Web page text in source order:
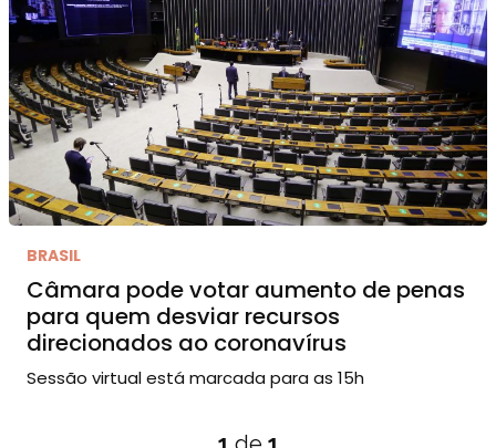
BRASIL
Câmara pode votar aumento de penas
para quem desviar recursos
direcionados ao coronavírus
Sessão virtual está marcada para as 15h